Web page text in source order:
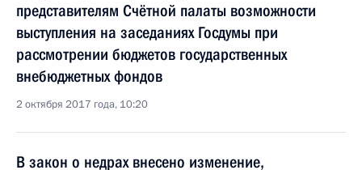
представителям Счётной палаты возможности
выступления на заседаниях Госдумы при
рассмотрении бюджетов государственных
внебюджетных фондов
2 октября 2017 года, 10:20
В закон о недрах внесено изменение,